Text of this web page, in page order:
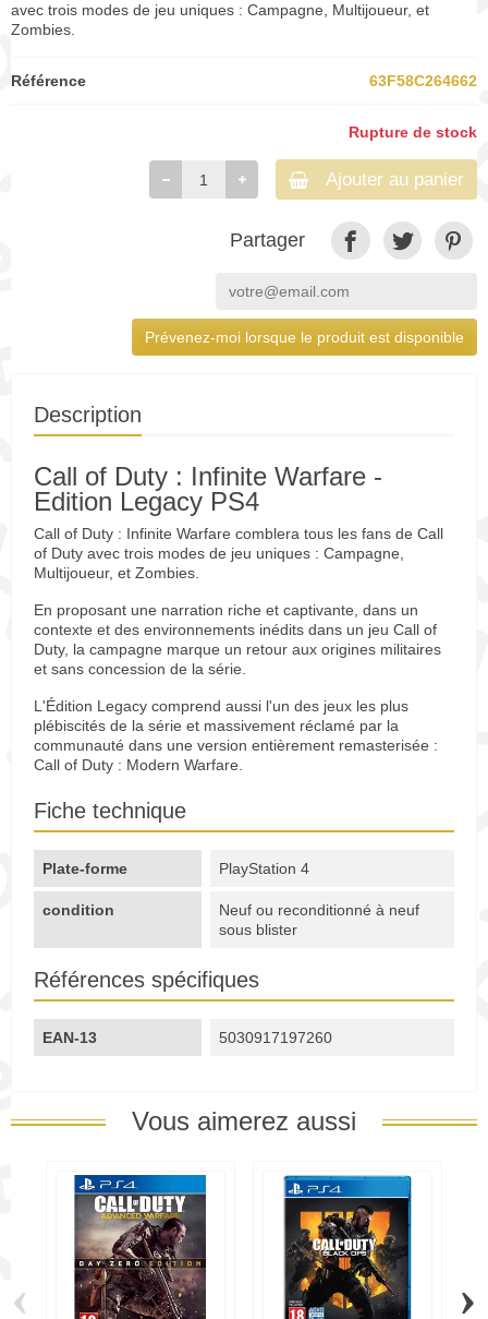
avec trois modes de jeu uniques : Campagne, Multijoueur, et
Zombies.
Référence 63F58C264662
Rupture de stock
Ajouter au panier
Partager
Prévenez-moi lorsque le produit est disponible
Description
Call of Duty : Infinite Warfare -
Edition Legacy PS4
Call of Duty : Infinite Warfare comblera tous les fans de Call
of Duty avec trois modes de jeu uniques : Campagne,
Multijoueur, et Zombies.
En proposant une narration riche et captivante, dans un
contexte et des environnements inédits dans un jeu Call of
Duty, la campagne marque un retour aux origines militaires
et sans concession de la série.
L'Édition Legacy comprend aussi l'un des jeux les plus
plébiscités de la série et massivement réclamé par la
communauté dans une version entièrement remasterisée :
Call of Duty : Modern Warfare.
Fiche technique
Plate-forme PlayStation 4
condition
Neuf ou reconditionné à neuf
sous blister
Références spécifiques
EAN-13 5030917197260
Vous aimerez aussi
‹ ›